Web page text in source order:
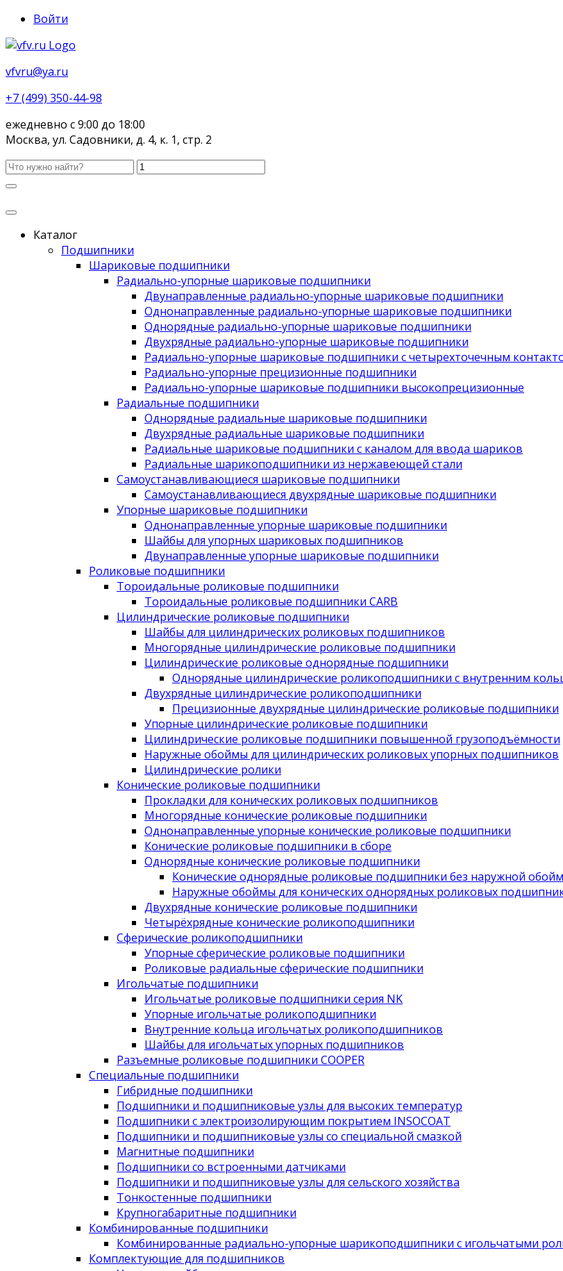
Войти
vfvru@ya.ru
+7 (499) 350-44-98
ежедневно с 9:00 до 18:00
Москва, ул. Садовники, д. 4, к. 1, стр. 2
Каталог
Подшипники
Шариковые подшипники
Радиально-упорные шариковые подшипники
Двунаправленные радиально-упорные шариковые подшипники
Однонаправленные радиально-упорные шариковые подшипники
Однорядные радиально-упорные шариковые подшипники
Двухрядные радиально-упорные шариковые подшипники
Радиально-упорные шариковые подшипники с четырехточечным
Радиально-упорные прецизионные подшипники
Радиально-упорные шариковые подшипники высокопрецизионные
Радиальные подшипники
Однорядные радиальные шариковые подшипники
Двухрядные радиальные шариковые подшипники
Радиальные шариковые подшипники с каналом для ввода шариков
Радиальные шарикоподшипники из нержавеющей стали
Самоустанавливающиеся шариковые подшипники
Самоустанавливающиеся двухрядные шариковые подшипники
Упорные шариковые подшипники
Однонаправленные упорные шариковые подшипники
Шайбы для упорных шариковых подшипников
Двунаправленные упорные шариковые подшипники
Роликовые подшипники
Тороидальные роликовые подшипники
Тороидальные роликовые подшипники CARB
Цилиндрические роликовые подшипники
Шайбы для цилиндрических роликовых подшипников
Многорядные цилиндрические роликовые подшипники
Цилиндрические роликовые однорядные подшипники
Однорядные цилиндрические роликоподшипники с внутренним
Двухрядные цилиндрические роликоподшипники
Прецизионные двухрядные цилиндрические роликовые подшипники
Упорные цилиндрические роликовые подшипники
Цилиндрические роликовые подшипники повышенной грузоподъёмности
Наружные обоймы для цилиндрических роликовых упорных подшипников
Цилиндрические ролики
Конические роликовые подшипники
Прокладки для конических роликовых подшипников
Многорядные конические роликовые подшипники
Однонаправленные упорные конические роликовые подшипники
Конические роликовые подшипники в сборе
Однорядные конические роликовые подшипники
Конические однорядные роликовые подшипники без наружной
Наружные обоймы для конических однорядных роликовых
Двухрядные конические роликовые подшипники
Четырёхрядные конические роликоподшипники
Сферические роликоподшипники
Упорные сферические роликовые подшипники
Роликовые радиальные сферические подшипники
Игольчатые подшипники
Игольчатые роликовые подшипники серия NK
Упорные игольчатые роликоподшипники
Внутренние кольца игольчатых роликоподшипников
Шайбы для игольчатых упорных подшипников
Разъемные роликовые подшипники COOPER
Специальные подшипники
Гибридные подшипники
Подшипники и подшипниковые узлы для высоких температур
Подшипники с электроизолирующим покрытием INSOCOAT
Подшипники и подшипниковые узлы со специальной смазкой
Магнитные подшипники
Подшипники со встроенными датчиками
Подшипники и подшипниковые узлы для сельского хозяйства
Тонкостенные подшипники
Крупногабаритные подшипники
Комбинированные подшипники
Комбинированные радиально-упорные шарикоподшипники с игольчатыми
Комплектующие для подшипников